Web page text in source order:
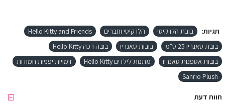
תגיות: בובת הלו קיטי הלו קיטי וחברים
Hello Kitty and Friends
בובת סאנריו 25 ס"מ
בובות סאנריו
בובה רכה Hello Kitty
בובות אספנות סאנריו
מתנות לילדים Hello Kitty
דמויות יפניות חמודות
Sanrio Plush
חוות דעת